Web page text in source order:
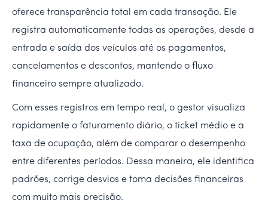
oferece transparência total em cada transação. Ele
registra automaticamente todas as operações, desde a
entrada e saída dos veículos até os pagamentos,
cancelamentos e descontos, mantendo o fluxo
financeiro sempre atualizado.
Com esses registros em tempo real, o gestor visualiza
rapidamente o faturamento diário, o ticket médio e a
taxa de ocupação, além de comparar o desempenho
entre diferentes períodos. Dessa maneira, ele identifica
padrões, corrige desvios e toma decisões financeiras
com muito mais precisão.